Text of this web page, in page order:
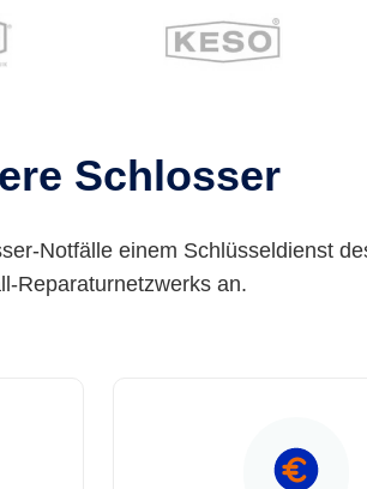
Schlosser
Notfälle einem Schlüsseldienst
Reparaturnetzwerks an.